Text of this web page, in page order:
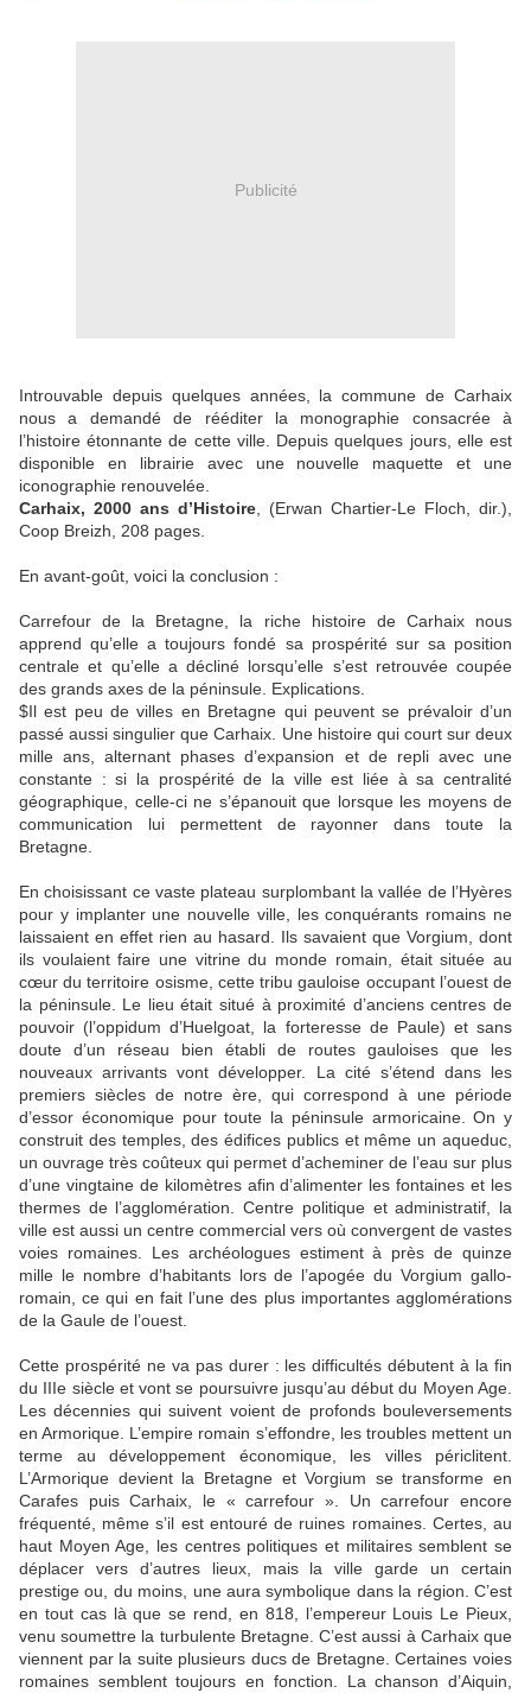
Publicité
Introuvable depuis quelques années, la commune de Carhaix
nous a demandé de rééditer la monographie consacrée à
l’histoire étonnante de cette ville. Depuis quelques jours, elle est
disponible en librairie avec une nouvelle maquette et une
iconographie renouvelée.
Carhaix, 2000 ans d’Histoire , (Erwan Chartier-Le Floch, dir.),
Coop Breizh, 208 pages.
En avant-goût, voici la conclusion :
Carrefour de la Bretagne, la riche histoire de Carhaix nous
apprend qu’elle a toujours fondé sa prospérité sur sa position
centrale et qu’elle a décliné lorsqu’elle s’est retrouvée coupée
des grands axes de la péninsule. Explications.
$Il est peu de villes en Bretagne qui peuvent se prévaloir d’un
passé aussi singulier que Carhaix. Une histoire qui court sur deux
mille ans, alternant phases d’expansion et de repli avec une
constante : si la prospérité de la ville est liée à sa centralité
géographique, celle-ci ne s’épanouit que lorsque les moyens de
communication lui permettent de rayonner dans toute la
Bretagne.
En choisissant ce vaste plateau surplombant la vallée de l’Hyères
pour y implanter une nouvelle ville, les conquérants romains ne
laissaient en effet rien au hasard. Ils savaient que Vorgium, dont
ils voulaient faire une vitrine du monde romain, était située au
cœur du territoire osisme, cette tribu gauloise occupant l’ouest de
la péninsule. Le lieu était situé à proximité d’anciens centres de
pouvoir (l’oppidum d’Huelgoat, la forteresse de Paule) et sans
doute d’un réseau bien établi de routes gauloises que les
nouveaux arrivants vont développer. La cité s’étend dans les
premiers siècles de notre ère, qui correspond à une période
d’essor économique pour toute la péninsule armoricaine. On y
construit des temples, des édifices publics et même un aqueduc,
un ouvrage très coûteux qui permet d’acheminer de l’eau sur plus
d’une vingtaine de kilomètres afin d’alimenter les fontaines et les
thermes de l’agglomération. Centre politique et administratif, la
ville est aussi un centre commercial vers où convergent de vastes
voies romaines. Les archéologues estiment à près de quinze
mille le nombre d’habitants lors de l’apogée du Vorgium gallo-
romain, ce qui en fait l’une des plus importantes agglomérations
de la Gaule de l’ouest.
Cette prospérité ne va pas durer : les difficultés débutent à la fin
du IIIe siècle et vont se poursuivre jusqu’au début du Moyen Age.
Les décennies qui suivent voient de profonds bouleversements
en Armorique. L’empire romain s’effondre, les troubles mettent un
terme au développement économique, les villes périclitent.
L’Armorique devient la Bretagne et Vorgium se transforme en
Carafes puis Carhaix, le « carrefour ». Un carrefour encore
fréquenté, même s’il est entouré de ruines romaines. Certes, au
haut Moyen Age, les centres politiques et militaires semblent se
déplacer vers d’autres lieux, mais la ville garde un certain
prestige ou, du moins, une aura symbolique dans la région. C’est
en tout cas là que se rend, en 818, l’empereur Louis Le Pieux,
venu soumettre la turbulente Bretagne. C’est aussi à Carhaix que
viennent par la suite plusieurs ducs de Bretagne. Certaines voies
romaines semblent toujours en fonction. La chanson d’Aiquin,